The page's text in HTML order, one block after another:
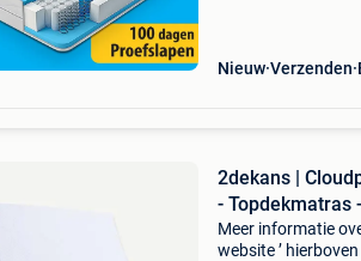
Nieuw Verzenden
2dekans |
- Topdekmatras -
Meer informatie
website ’